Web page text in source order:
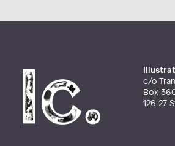
c/o
Box
126 27